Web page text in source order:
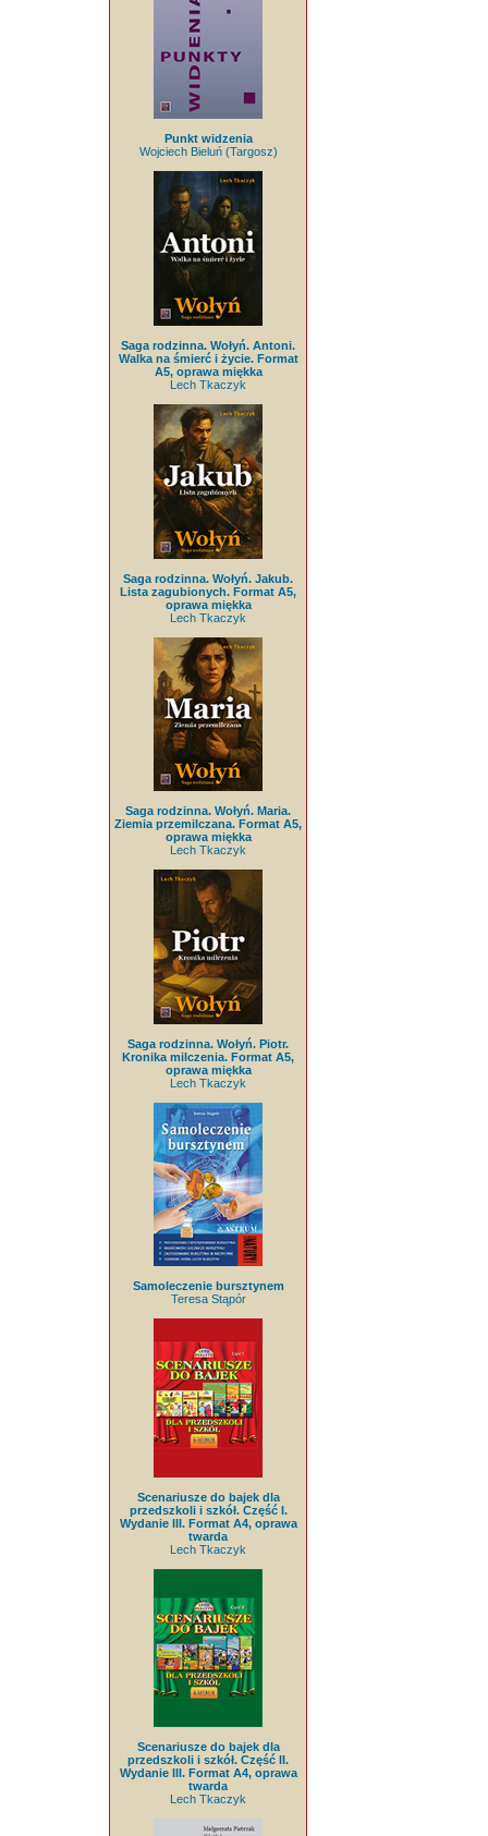
Punkt widzenia
Wojciech Bieluń (Targosz)
Saga rodzinna. Wołyń. Antoni.
Walka na śmierć i życie. Format
A5, oprawa miękka
Lech Tkaczyk
Saga rodzinna. Wołyń. Jakub.
Lista zagubionych. Format A5,
oprawa miękka
Lech Tkaczyk
Saga rodzinna. Wołyń. Maria.
Ziemia przemilczana. Format A5,
oprawa miękka
Lech Tkaczyk
Saga rodzinna. Wołyń. Piotr.
Kronika milczenia. Format A5,
oprawa miękka
Lech Tkaczyk
Samoleczenie bursztynem
Teresa Stąpór
Scenariusze do bajek dla
przedszkoli i szkół. Część I.
Wydanie III. Format A4, oprawa
twarda
Lech Tkaczyk
Scenariusze do bajek dla
przedszkoli i szkół. Część II.
Wydanie III. Format A4, oprawa
twarda
Lech Tkaczyk